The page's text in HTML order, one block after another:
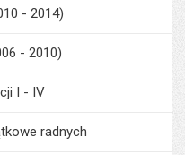
- 2014)
- 2010)
I - IV
radnych